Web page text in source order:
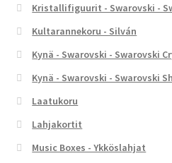
Kristallifiguurit - Swarovski -
Kultarannekoru - Silván
Kynä - Swarovski - Swarovski
Kynä - Swarovski - Swarovski
Laatukoru
Lahjakortit
Music Boxes - Ykköslahjat